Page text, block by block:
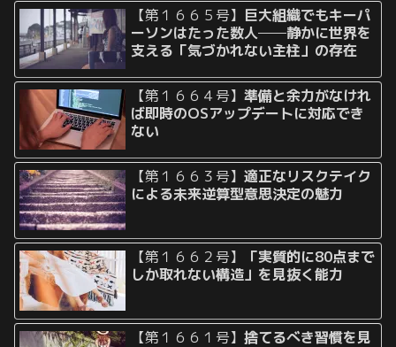
【第１６６５号】 巨大組織でもキーパ
ーソンはたった数人──静かに世界を
支える「気づかれない主柱」の存在
【第１６６４号】準備と余力がなけれ
ば即時のOSアップデートに対応でき
ない
【第１６６３号】適正なリスクテイク
による未来逆算型意思決定の魅力
【第１６６２号】
「実質的に80点まで
しか取れない構造」を見抜く能力
【第１６６１号】捨てるべき習慣を見